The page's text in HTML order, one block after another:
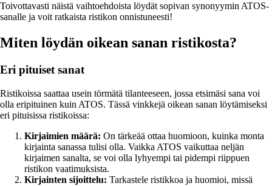
Toivottavasti näistä vaihtoehdoista löydät sopivan synonyymin ATOS-
sanalle ja voit ratkaista ristikon onnistuneesti!
Miten löydän oikean sanan ristikosta?
Eri pituiset sanat
Ristikoissa saattaa usein törmätä tilanteeseen, jossa etsimäsi sana voi
olla eripituinen kuin ATOS. Tässä vinkkejä oikean sanan löytämiseksi
eri pituisissa ristikoissa:
Kirjaimien määrä: On tärkeää ottaa huomioon, kuinka monta
kirjainta sanassa tulisi olla. Vaikka ATOS vaikuttaa neljän
kirjaimen sanalta, se voi olla lyhyempi tai pidempi riippuen
ristikon vaatimuksista.
Kirjainten sijoittelu: Tarkastele ristikkoa ja huomioi, missä